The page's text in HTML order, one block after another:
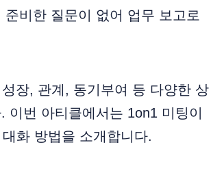
비한 질문이 없어 업무 보고로
장, 관계, 동기부여 등 다양한 상
번 아티클에서는 1on1 미팅이
화 방법을 소개합니다.